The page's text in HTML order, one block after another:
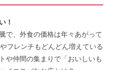
！
で、外食の価格は年々あがって
フレンチもどんどん増えている
や仲間の集まりで「おいしいも